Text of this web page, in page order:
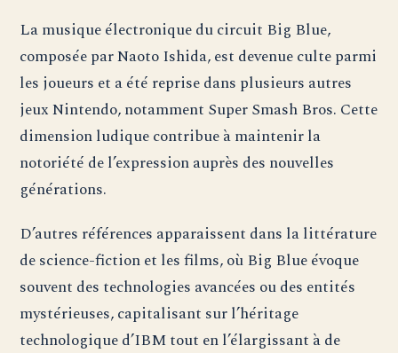
La musique électronique du circuit Big Blue,
composée par Naoto Ishida, est devenue culte parmi
les joueurs et a été reprise dans plusieurs autres
jeux Nintendo, notamment Super Smash Bros. Cette
dimension ludique contribue à maintenir la
notoriété de l’expression auprès des nouvelles
générations.
D’autres références apparaissent dans la littérature
de science-fiction et les films, où Big Blue évoque
souvent des technologies avancées ou des entités
mystérieuses, capitalisant sur l’héritage
technologique d’IBM tout en l’élargissant à de